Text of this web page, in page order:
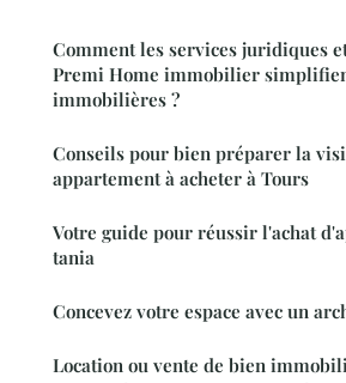
Comment les services juridiques
Premi Home immobilier
immobilières ?
Conseils pour bien préparer la
appartement à acheter à Tours
Votre guide pour réussir l'achat
tania
Concevez votre espace avec un
Location ou vente de bien